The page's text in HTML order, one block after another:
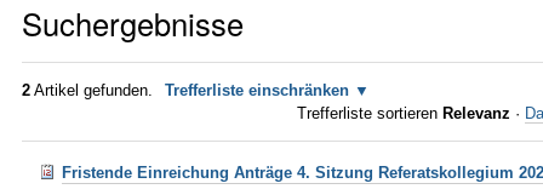
Suchergebnisse
2 Artikel gefunden.
Trefferliste einschränken
Trefferliste sortieren Relevanz ·
Fristende Einreichung Anträge 4. Sitzung Referatskollegium